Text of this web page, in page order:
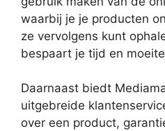
waarbij je je producten
ze vervolgens kunt
bespaart je tijd en
Daarnaast biedt
uitgebreide
over een product,